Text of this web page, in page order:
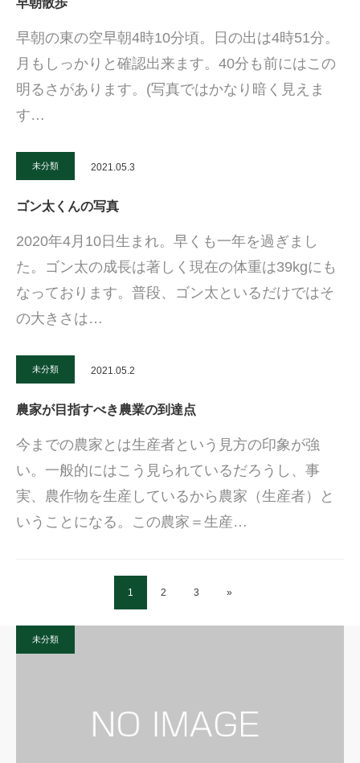
早朝散歩
早朝の東の空早朝4時10分頃。日の出は4時51分。
月もしっかりと確認出来ます。40分も前にはこの
明るさがあります。(写真ではかなり暗く見えま
す…
未分類 2021.05.3
ゴン太くんの写真
2020年4月10日生まれ。早くも一年を過ぎまし
た。ゴン太の成長は著しく現在の体重は39kgにも
なっております。普段、ゴン太といるだけではそ
の大きさは…
未分類 2021.05.2
農家が目指すべき農業の到達点
今までの農家とは生産者という見方の印象が強
い。一般的にはこう見られているだろうし、事
実、農作物を生産しているから農家（生産者）と
いうことになる。この農家＝生産…
1 2 3 »
未分類